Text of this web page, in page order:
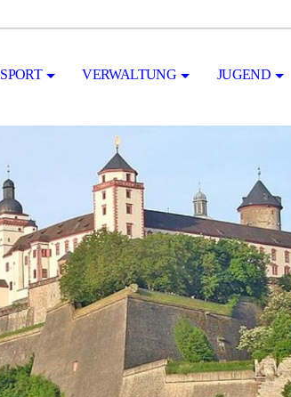
SPORT VERWALTUNG JUGEND